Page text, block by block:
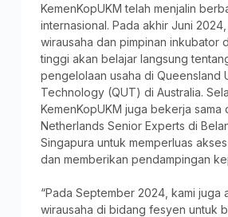
KemenKopUKM telah menjalin
internasional. Pada akhir Juni
wirausaha dan pimpinan inkubator
tinggi akan belajar langsung
pengelolaan usaha di Queensland
Technology (QUT) di Australia.
KemenKopUKM juga bekerja sama
Netherlands Senior Experts di
Singapura untuk memperluas
dan memberikan pendampingan
“Pada September 2024, kami juga
wirausaha di bidang fesyen untuk